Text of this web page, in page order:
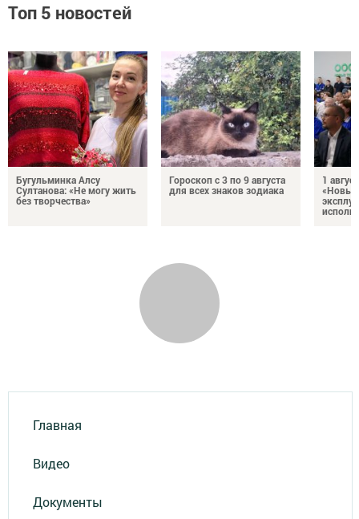
Топ 5 новостей
Бугульминка Алсу
Султанова: «Не могу жить
без творчества»
Гороскоп с 3 по 9 августа
для всех знаков зодиака
1
«Новые
Главная
Видео
Документы